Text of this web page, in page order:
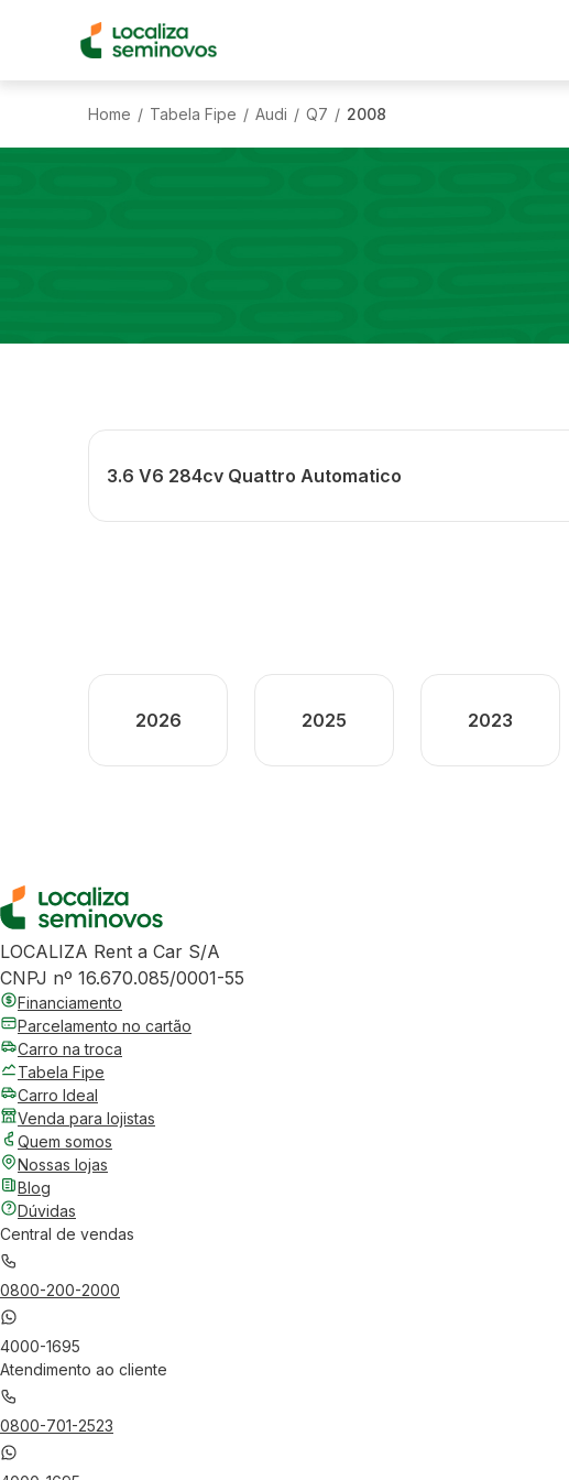
Home / Tabela Fipe / Audi / Q7 / 2008
3.6 V6 284cv Quattro Automatico
2026 2025 2023
LOCALIZA Rent a Car S/A
CNPJ nº 16.670.085/0001-55
Financiamento
Parcelamento no cartão
Carro na troca
Tabela Fipe
Carro Ideal
Venda para lojistas
Quem somos
Nossas lojas
Blog
Dúvidas
Central de vendas
0800-200-2000
4000-1695
Atendimento ao cliente
0800-701-2523